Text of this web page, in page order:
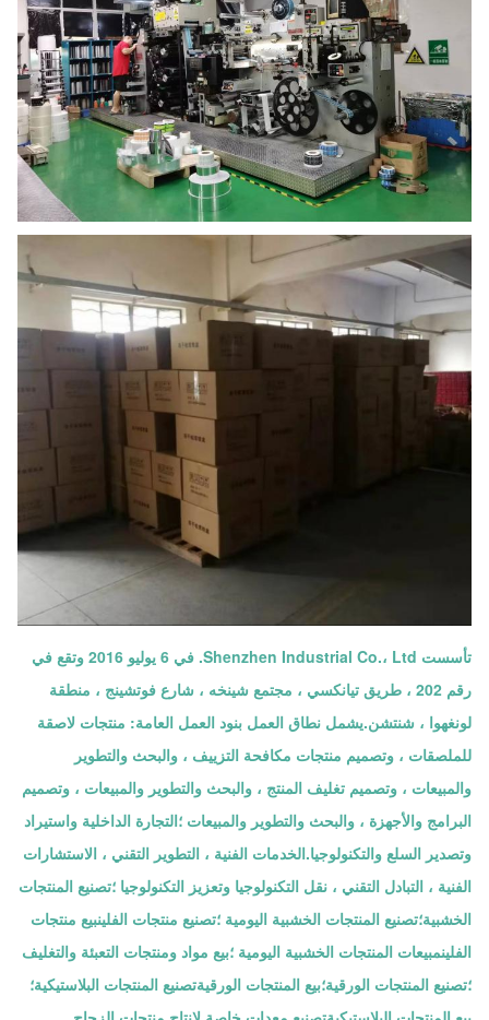
تأسست Shenzhen Industrial Co.، Ltd. في 6 يوليو 2016 وتقع في
رقم 202 ، طريق تيانكسي ، مجتمع شينخه ، شارع فوتشينج ، منطقة
لونغهوا ، شنتشن.يشمل نطاق العمل بنود العمل العامة: منتجات لاصقة
للملصقات ، وتصميم منتجات مكافحة التزييف ، والبحث والتطوير
والمبيعات ، وتصميم تغليف المنتج ، والبحث والتطوير والمبيعات ، وتصميم
البرامج والأجهزة ، والبحث والتطوير والمبيعات ؛التجارة الداخلية واستيراد
وتصدير السلع والتكنولوجيا.الخدمات الفنية ، التطوير التقني ، الاستشارات
الفنية ، التبادل التقني ، نقل التكنولوجيا وتعزيز التكنولوجيا ؛تصنيع المنتجات
الخشبية؛تصنيع المنتجات الخشبية اليومية ؛تصنيع منتجات الفلينبيع منتجات
الفلينمبيعات المنتجات الخشبية اليومية ؛بيع مواد ومنتجات التعبئة والتغليف
؛تصنيع المنتجات الورقية؛بيع المنتجات الورقيةتصنيع المنتجات البلاستيكية؛